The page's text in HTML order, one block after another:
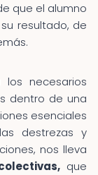
que el alumno
resultado, de
necesarios
dentro de una
esenciales
destrezas y
nos lleva
que